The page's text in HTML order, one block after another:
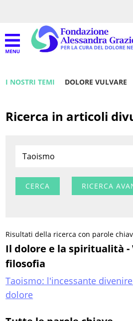
I NOSTRI TEMI DOLORE VULVARE
Ricerca in articoli
RICERCA
Risultati della ricerca con parole
Il dolore e la spiritualità
filosofia
Taoismo: l'incessante
dolore